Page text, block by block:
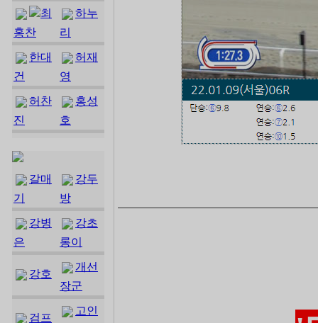
최
홍찬
하누
리
한대
건
허재
영
허찬
진
홍성
호
갈매
기
강두
방
강병
은
강초
롱이
강호
개선
장군
검프
고인